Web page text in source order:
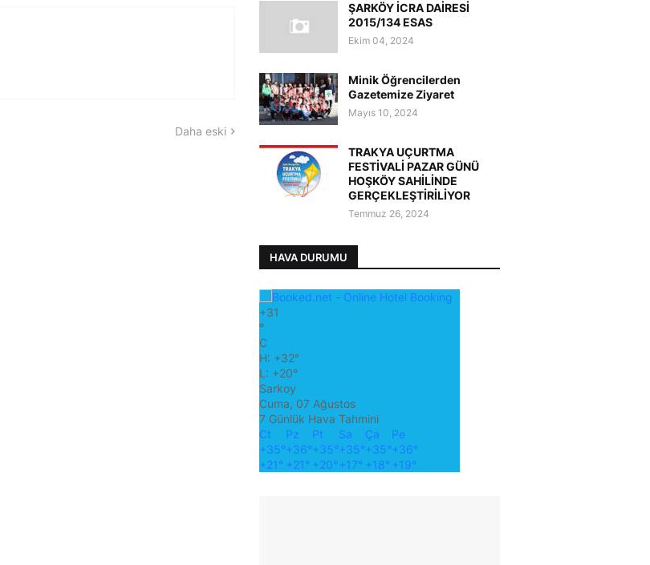
Daha eski
ŞARKÖY İCRA DAİRESİ
2015/134 ESAS
Ekim 04, 2024
Minik Öğrencilerden
Gazetemize Ziyaret
Mayıs 10, 2024
TRAKYA UÇURTMA
FESTİVALİ PAZAR GÜNÜ
HOŞKÖY SAHİLİNDE
GERÇEKLEŞTİRİLİYOR
Temmuz 26, 2024
HAVA DURUMU
+31
°
C
H: +32°
L: +20°
Sarkoy
Cuma, 07 Ağustos
7 Günlük Hava Tahmini
Ct
Pz Pt Sa Ça
Pe
+35°+36°+35°+35°+35°+36°
+21° +21° +20° +17° +18° +19°